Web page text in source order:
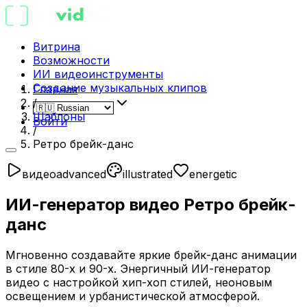
Витрина
Возможности
ИИ видеоинструменты
Создание музыкальных клипов
Войти
Главная
/
Шаблоны
/
Ретро брейк-данс
видеоadvanced illustrated energetic
ИИ-генератор видео Ретро брейк-
данс
Мгновенно создавайте яркие брейк-данс анимации
в стиле 80-х и 90-х. Энергичный ИИ-генератор
видео с настройкой хип-хоп стилей, неоновым
освещением и урбанистической атмосферой.